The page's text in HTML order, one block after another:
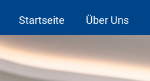
Startseite Über Uns